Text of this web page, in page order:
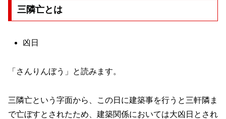
三隣亡とは
凶日
「さんりんぼう」と読みます。
三隣亡という字面から、この日に建築事を行うと三軒隣ま
で亡ぼすとされたため、建築関係においては大凶日とされ